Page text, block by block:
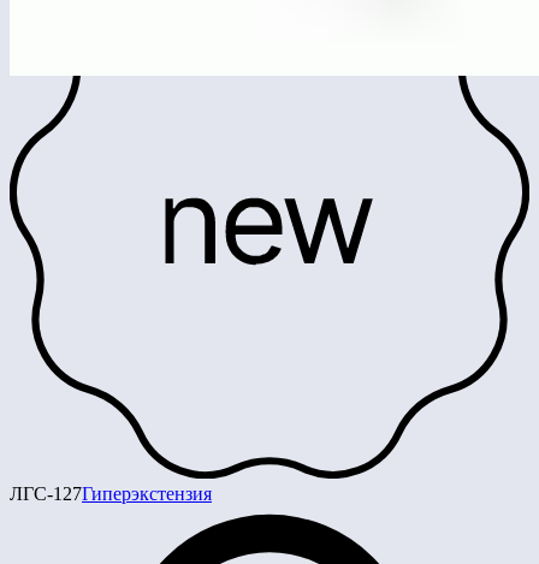
ЛГС-127Гиперэкстензия